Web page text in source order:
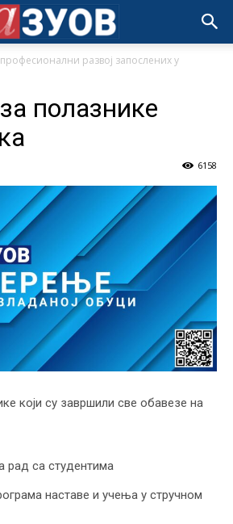
развој запослених у
полазнике
6158
који су завршили све обавезе на
рад са студентима
наставе и учења у стручном